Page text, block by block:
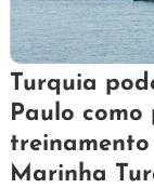
5
de
abril
de
2021
Redação
Turquia
Paulo
Marinha